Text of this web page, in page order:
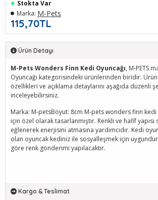
115,70TL
Stokta Var
Marka: M-Pets
Ürün Detayı
M-Pets Wonders Finn Kedi Oyuncağı, M-PETS
Oyuncağı kategorisindeki ürünlerinden biridir.
özellikleri ve açıklama detaylarını aşağıda düzenli
inceleyebilirsiniz.
Marka: M-petsBoyut: 8cm M-pets wonders finn kedi
için özel olarak tasarlanmıştır. Renkli ve hafif
eğlenerek enerjisini atmasına yardımcıdır. Kedi
olan oyuncak kediniz ile sosyalleşmek için
göre renk gönderimi yapılacaktır.
Kargo & Teslimat